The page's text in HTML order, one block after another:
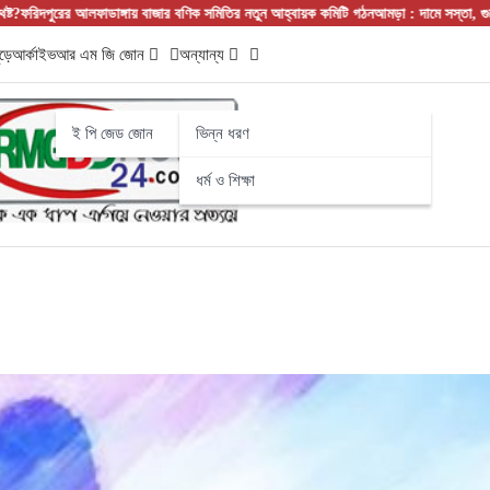
বাজার বণিক সমিতির নতুন আহ্বায়ক কমিটি গঠনআমড়া : দামে সস্তা, গুণে সেরা!
আর্কাইভআর এম জি জোন
ই পি জেড জোন
অন্যান্য
ভিন্ন ধরণ
ধর্ম ও শিক্ষা